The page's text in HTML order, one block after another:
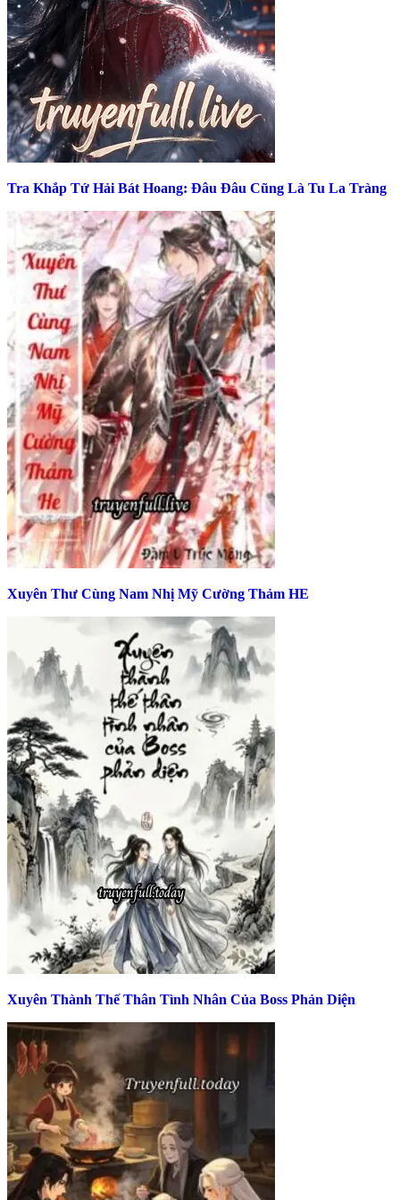
Tra Khắp Tứ Hải Bát Hoang: Đâu Đâu Cũng Là Tu La Tràng
Xuyên Thư Cùng Nam Nhị Mỹ Cường Thảm HE
Xuyên Thành Thế Thân Tình Nhân Của Boss Phản Diện